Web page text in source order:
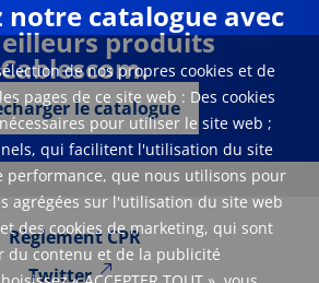
de nos propres cookies et de
pages de ce site web : Des cookies
pour utiliser le site web ;
qui facilitent l'utilisation du site
performance, que nous utilisons pour
agrégées sur l'utilisation du site web
des cookies de marketing, qui sont
du contenu et de la publicité
notre catalogue avec
produits
Cablescom.
le catalogue
Règlement CPR
Twitter